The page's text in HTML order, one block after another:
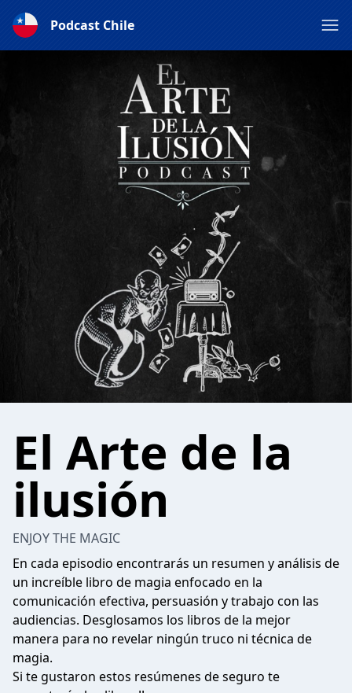
Podcast Chile
El Arte de la
ilusión
ENJOY THE MAGIC
En cada episodio encontrarás un resumen y análisis de
un increíble libro de magia enfocado en la
comunicación efectiva, persuasión y trabajo con las
audiencias. Desglosamos los libros de la mejor
manera para no revelar ningún truco ni técnica de
magia.
Si te gustaron estos resúmenes de seguro te